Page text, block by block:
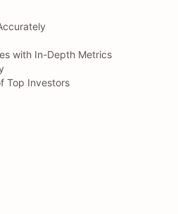
with In-Depth Metrics
Top Investors